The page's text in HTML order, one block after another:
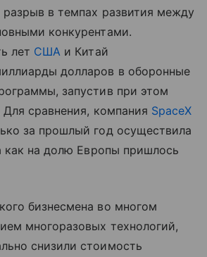
разрыв в темпах развития между
конкурентами.
лет США и Китай
долларов в оборонные
запустив при этом
Для сравнения, компания SpaceX
за прошлый год осуществила
как на долю Европы пришлось
бизнесмена во многом
многоразовых технологий,
снизили стоимость